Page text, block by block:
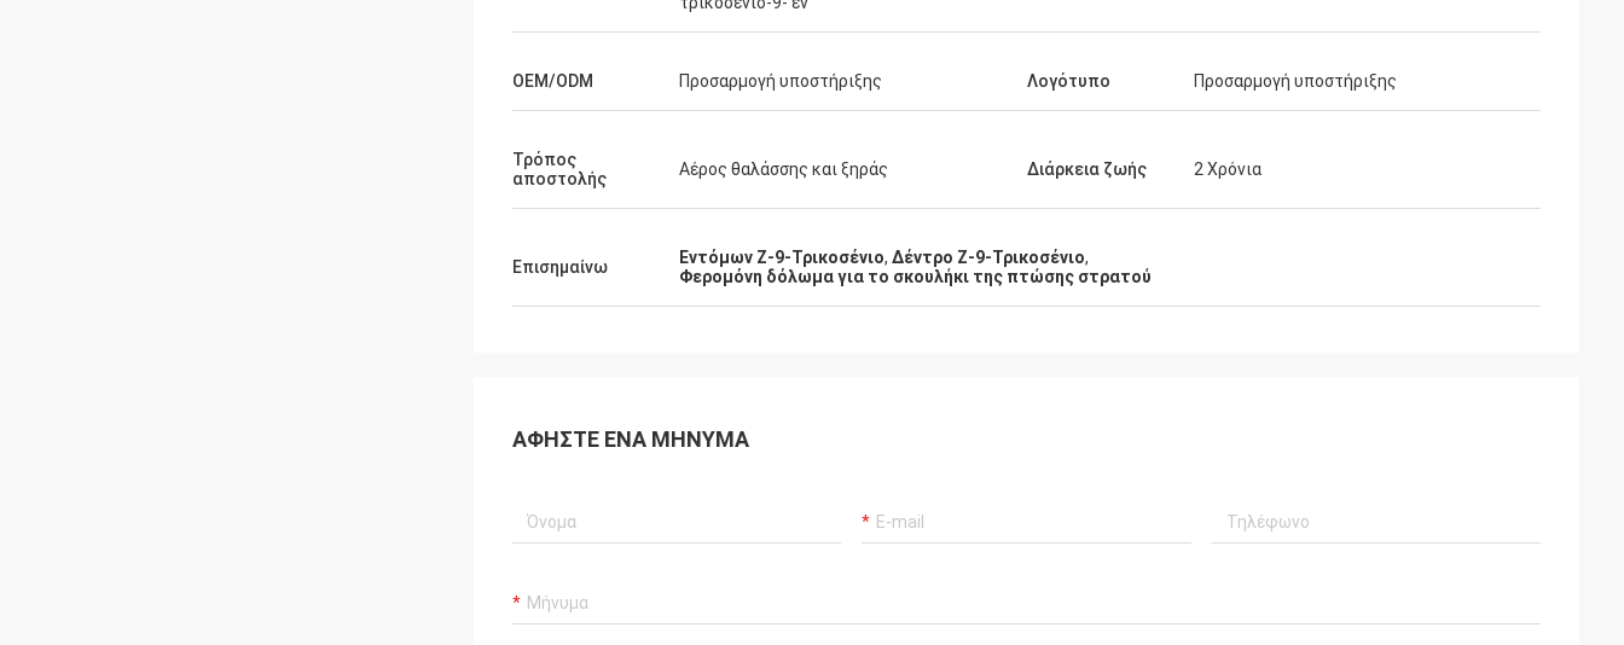
OEM/ODM Προσαρμογή υποστήριξης Λογότυπο Προσαρμογή υποστήριξης
Τρόπος
αποστολής
Αέρος θαλάσσης και ξηράς Διάρκεια ζωής 2 Χρόνια
Επισημαίνω Εντόμων Z-9-Τρικοσένιο, Δέντρο Ζ-9-Τρικοσένιο,
Φερομόνη δόλωμα για το σκουλήκι της πτώσης στρατού
ΑΦΉΣΤΕ ΈΝΑ ΜΉΝΥΜΑ